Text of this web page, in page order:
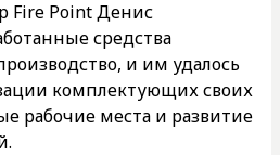
Fire Point Денис
средства
и им удалось
комплектующих своих
рабочие места и развитие